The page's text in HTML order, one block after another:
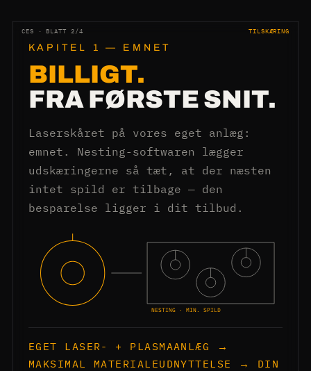
CES · BLATT 2/4 TILSKÆRING
KAPITEL 1 — EMNET
BILLIGT.
FRA FØRSTE SNIT.
Laserskåret på vores eget anlæg:
emnet. Nesting-softwaren lægger
udskæringerne så tæt, at der næsten
intet spild er tilbage — den
besparelse ligger i dit tilbud.
NESTING · MIN. SPILD
EGET LASER- + PLASMAANLÆG →
MAKSIMAL MATERIALEUDNYTTELSE → DIN